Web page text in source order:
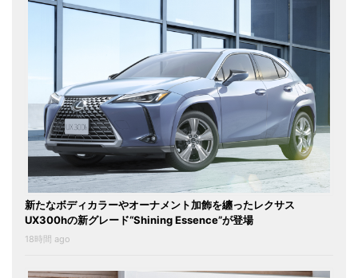
新たなボディカラーやオーナメント加飾を纏ったレクサス
UX300hの新グレード“Shining Essence”が登場
18時間 ago